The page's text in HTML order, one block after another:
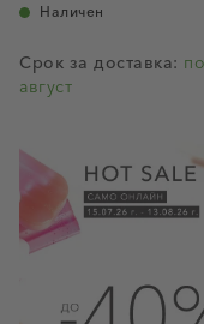
Наличен
Срок за доставка:
август